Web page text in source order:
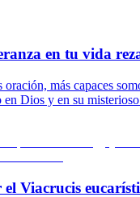
en tu vida
oración, más capaces
en Dios y en su
Viacrucis